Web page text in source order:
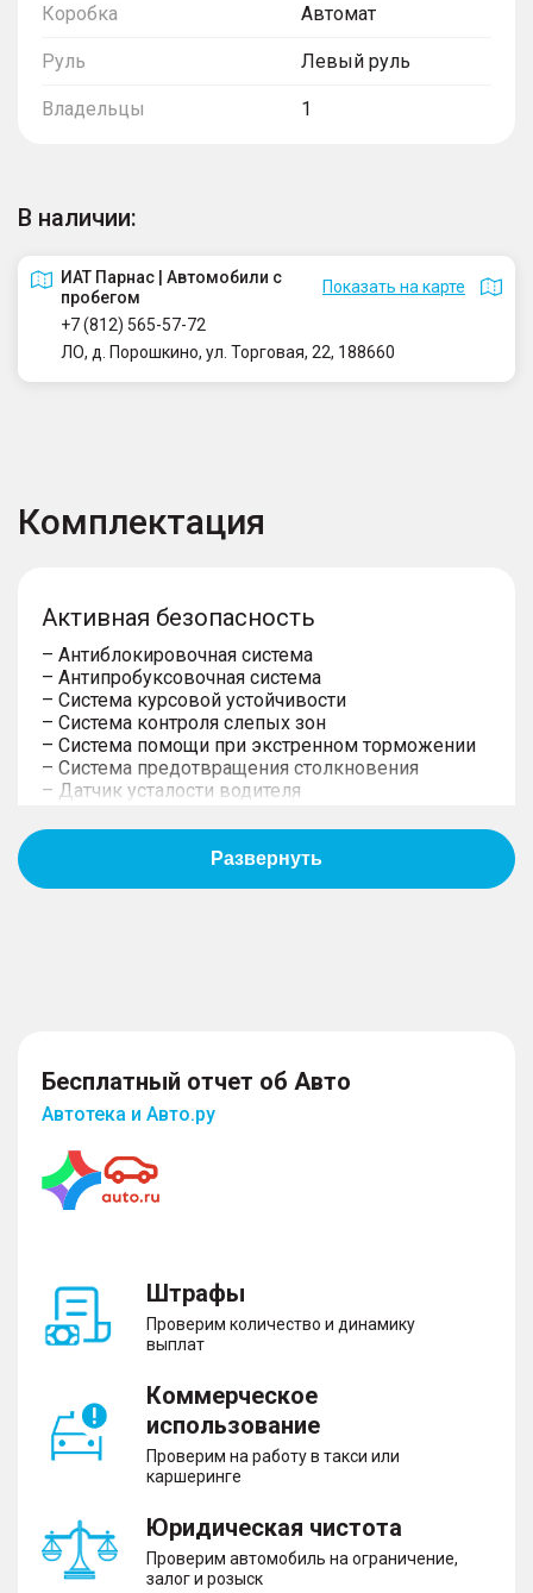
Коробка Автомат
Руль Левый руль
Владельцы 1
В наличии:
ИАТ Парнас | Автомобили с
пробегом
Показать на карте
+7 (812) 565-57-72
ЛО, д. Порошкино, ул. Торговая, 22, 188660
Комплектация
Активная безопасность
– Антиблокировочная система
– Антипробуксовочная система
– Система курсовой устойчивости
– Система контроля слепых зон
– Система помощи при экстренном торможении
– Система предотвращения столкновения
– Датчик усталости водителя
– ЭРА-ГЛОНАСС
– Блокировка замков задних дверей
– Система крепления детских автокресел
Противоугонная система
– Центральный замок
Помощь при вождении
– Бортовой компьютер
– Адаптивный круиз-контроль
– Парктроник передний и задний
– Система автоматической парковки
– Система помощи при старте в гору
– Система контроля за полосой движения
Бесплатный отчет об Авто
Автотека и Авто.ру
Штрафы
Проверим количество и динамику
выплат
Коммерческое
использование
Проверим на работу в такси или
каршеринге
Юридическая чистота
Проверим автомобиль на ограничение,
залог и розыск